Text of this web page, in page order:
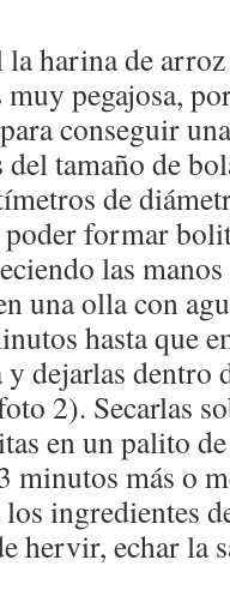
harina de
pegajosa,
conseguir
tamaño de
de
poder formar
las
una olla con
hasta que
dejarlas dentro
2). Secarlas
en un palito
minutos más o
ingredientes
hervir, echar la